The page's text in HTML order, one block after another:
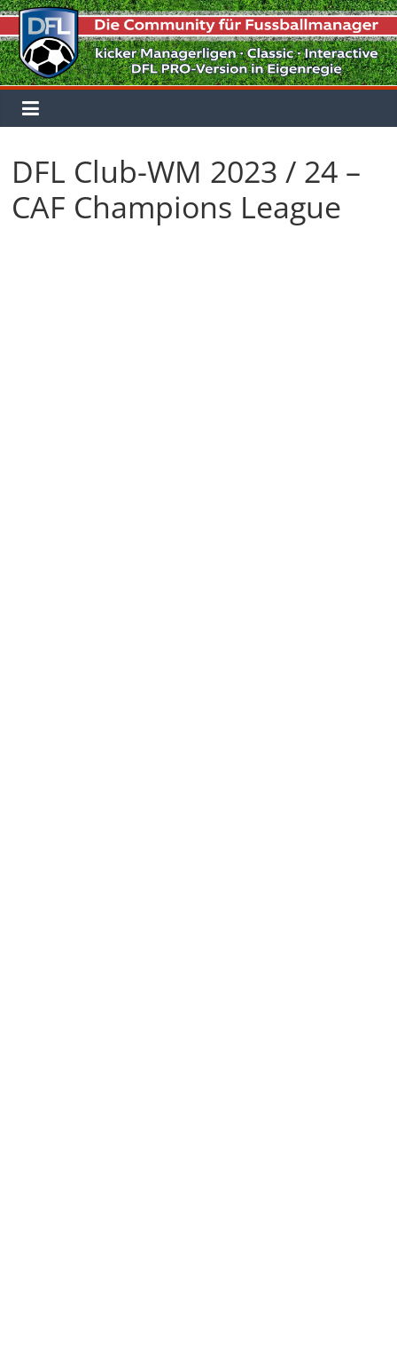
Zum
Inhalt
springen
DFL Club-WM 2023 / 24 –
CAF Champions League